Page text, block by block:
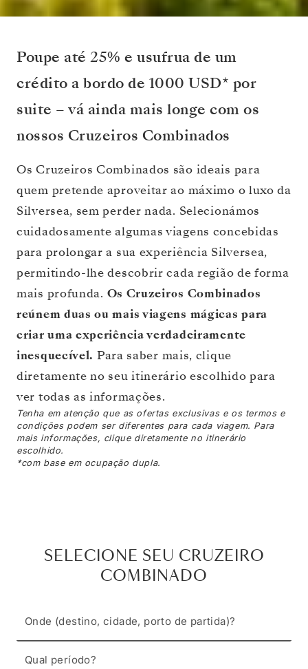
Poupe até 25% e usufrua de um
crédito a bordo de 1000 USD* por
suite – vá ainda mais longe com os
nossos Cruzeiros Combinados
Os Cruzeiros Combinados são ideais para
quem pretende aproveitar ao máximo o luxo da
Silversea, sem perder nada. Selecionámos
cuidadosamente algumas viagens concebidas
para prolongar a sua experiência Silversea,
permitindo-lhe descobrir cada região de forma
mais profunda. Os Cruzeiros Combinados
reúnem duas ou mais viagens mágicas para
criar uma experiência verdadeiramente
inesquecível. Para saber mais, clique
diretamente no seu itinerário escolhido para
ver todas as informações.
Tenha em atenção que as ofertas exclusivas e os termos e
condições podem ser diferentes para cada viagem. Para
mais informações, clique diretamente no itinerário
escolhido.
*com base em ocupação dupla.
SELECIONE SEU CRUZEIRO
COMBINADO
Onde (destino, cidade, porto de partida)?
Qual período?